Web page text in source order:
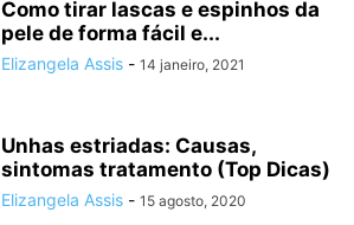
Como tirar lascas e espinhos da
pele de forma fácil e...
Elizangela Assis - 14 janeiro, 2021
Unhas estriadas: Causas,
sintomas tratamento (Top Dicas)
Elizangela Assis - 15 agosto, 2020